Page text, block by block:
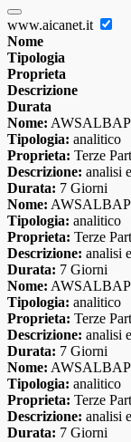
www.aicanet.it
Nome
Tipologia
Proprieta
Descrizione
Durata
Nome:
Tipologia: analitico
Proprieta: Terze
Descrizione: analisi
Durata: 7 Giorni
Nome:
Tipologia: analitico
Proprieta: Terze
Descrizione: analisi
Durata: 7 Giorni
Nome:
Tipologia: analitico
Proprieta: Terze
Descrizione: analisi
Durata: 7 Giorni
Nome:
Tipologia: analitico
Proprieta: Terze
Descrizione: analisi
Durata: 7 Giorni